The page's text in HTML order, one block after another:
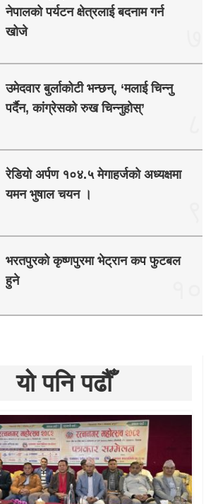
नेपालको पर्यटन क्षेत्रलाई बदनाम गर्न
खोजे
उमेदवार बुर्लाकोटी भन्छन्, ‘मलाई चिन्नु
पर्दैन, कांग्रेसको रुख चिन्नुहोस्’
रेडियो अर्पण १०४.५ मेगाहर्जको अध्यक्षमा
यमन भुषाल चयन ।
भरतपुरको कृष्णपुरमा भेट्रान कप फुटबल
हुने
यो पनि पढौँ